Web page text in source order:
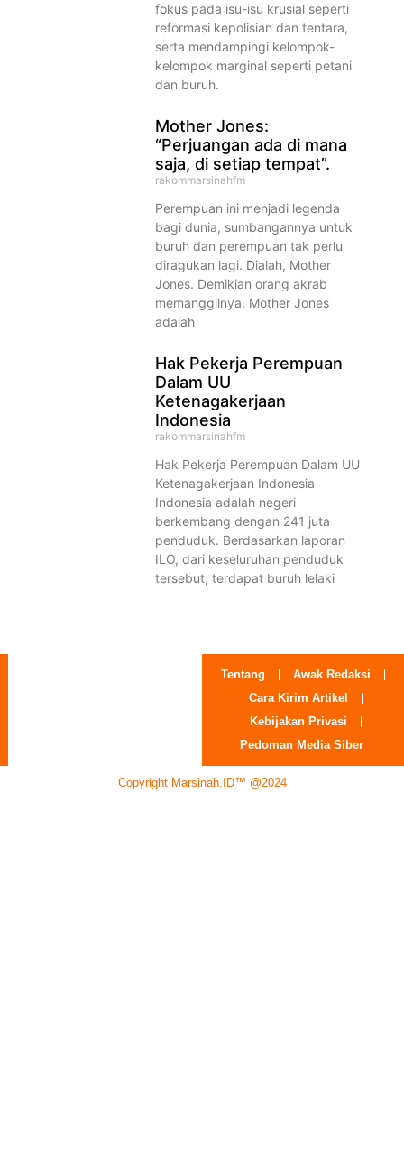
fokus pada isu-isu krusial seperti
reformasi kepolisian dan tentara,
serta mendampingi kelompok-
kelompok marginal seperti petani
dan buruh.
Mother Jones:
“Perjuangan ada di mana
saja, di setiap tempat”.
rakommarsinahfm
Perempuan ini menjadi legenda
bagi dunia, sumbangannya untuk
buruh dan perempuan tak perlu
diragukan lagi. Dialah, Mother
Jones. Demikian orang akrab
memanggilnya. Mother Jones
adalah
Hak Pekerja Perempuan
Dalam UU
Ketenagakerjaan
Indonesia
rakommarsinahfm
Hak Pekerja Perempuan Dalam UU
Ketenagakerjaan Indonesia
Indonesia adalah negeri
berkembang dengan 241 juta
penduduk. Berdasarkan laporan
ILO, dari keseluruhan penduduk
tersebut, terdapat buruh lelaki
Tentang
Awak Redaksi
Cara Kirim Artikel
Kebijakan Privasi
Pedoman Media Siber
Copyright Marsinah.ID™ @2024